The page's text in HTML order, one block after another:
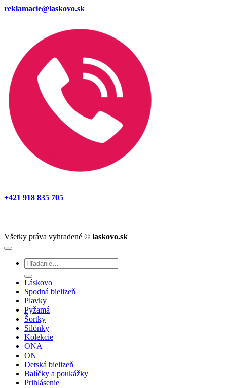
reklamacie@laskovo.sk
+421 918 835 705
Všetky práva vyhradené © laskovo.sk
Hľadať:
Láskovo
Spodná bielizeň
Plavky
Pyžamá
Šortky
Silónky
Kolekcie
ONA
ON
Detská bielizeň
Balíčky a poukážky
Prihlásenie